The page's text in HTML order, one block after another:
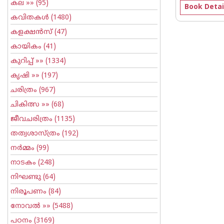
കല »» (95)
കവിതകള്‍ (1480)
കളക്ഷന്‍സ്(47)
കായികം (41)
കുറിപ്പ്‌ »» (1334)
കൃഷി »» (197)
ചരിത്രം (967)
ചികിത്സ »» (68)
ജീവചരിത്രം (1135)
തത്വശാസ്ത്രം (192)
നര്‍മ്മം (99)
നാടകം (248)
നിഘണ്ടു (64)
നിരൂപണം (84)
നോവല്‍ »» (5488)
പഠനം (3169)
Book